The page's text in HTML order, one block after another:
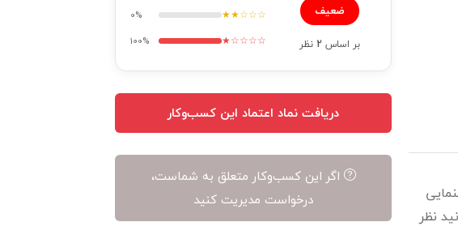
نظر
ضعیف
بر اساس2 نظر
★★☆☆☆
0%
★☆☆☆☆
100%
دریافت نماد اعتماد این کسب‌وکار
اگر این کسب‌وکار متعلق به شماست،
درخواست مدیریت کنید